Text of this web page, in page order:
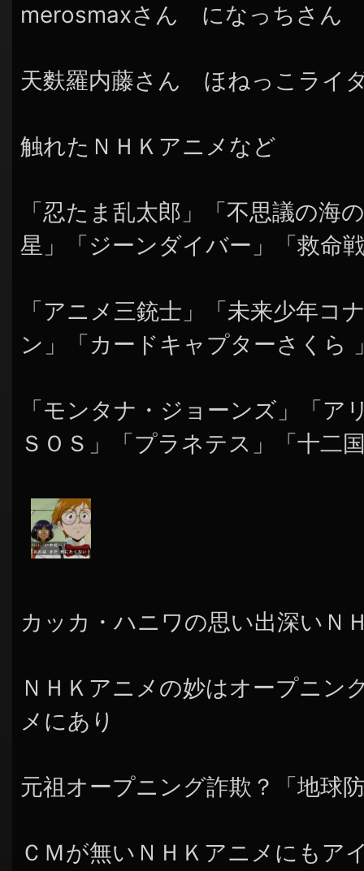
merosmaxさん になっちさん
天麩羅内藤さん ほねっこライ
触れたＮＨＫアニメなど
「忍たま乱太郎」「不思議の海
星」「ジーンダイバー」「救命
「アニメ三銃士」「未来少年コ
ン」「カードキャプターさくら
「モンタナ・ジョーンズ」「ア
ＳＯＳ」「プラネテス」「十二
カッカ・ハニワの思い出深いＮ
ＮＨＫアニメの妙はオープニン
メにあり
元祖オープニング詐欺？「地球
ＣＭが無いＮＨＫアニメにもア